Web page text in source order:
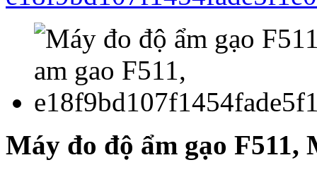
Máy đo độ ẩm gạo F511,